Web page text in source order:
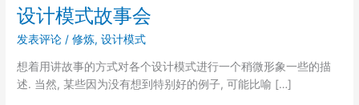
设计模式故事会
发表评论 /修炼,设计模式
想着用讲故事的方式对各个设计模式进行一个稍微形象一些的描
述. 当然, 某些因为没有想到特别好的例子, 可能比喻 […]